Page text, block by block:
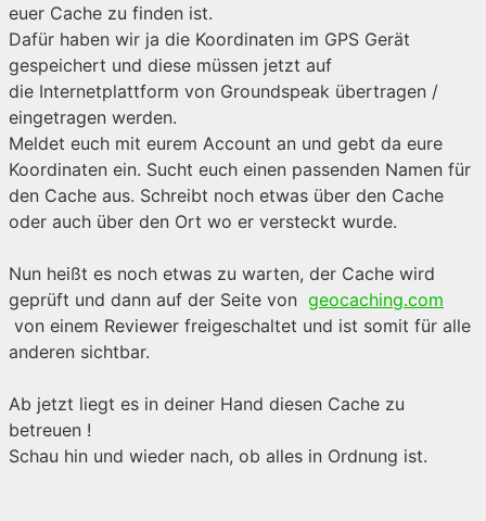
euer Cache zu finden ist.
Dafür haben wir ja die Koordinaten im GPS Gerät
gespeichert und diese müssen jetzt auf
die Internetplattform von Groundspeak übertragen /
eingetragen werden.
Meldet euch mit eurem Account an und gebt da eure
Koordinaten ein. Sucht euch einen passenden Namen für
den Cache aus. Schreibt noch etwas über den Cache
oder auch über den Ort wo er versteckt wurde.
Nun heißt es noch etwas zu warten, der Cache wird
geprüft und dann auf der Seite von geocaching.com
von einem Reviewer freigeschaltet und ist somit für alle
anderen sichtbar.
Ab jetzt liegt es in deiner Hand diesen Cache zu
betreuen !
Schau hin und wieder nach, ob alles in Ordnung ist.